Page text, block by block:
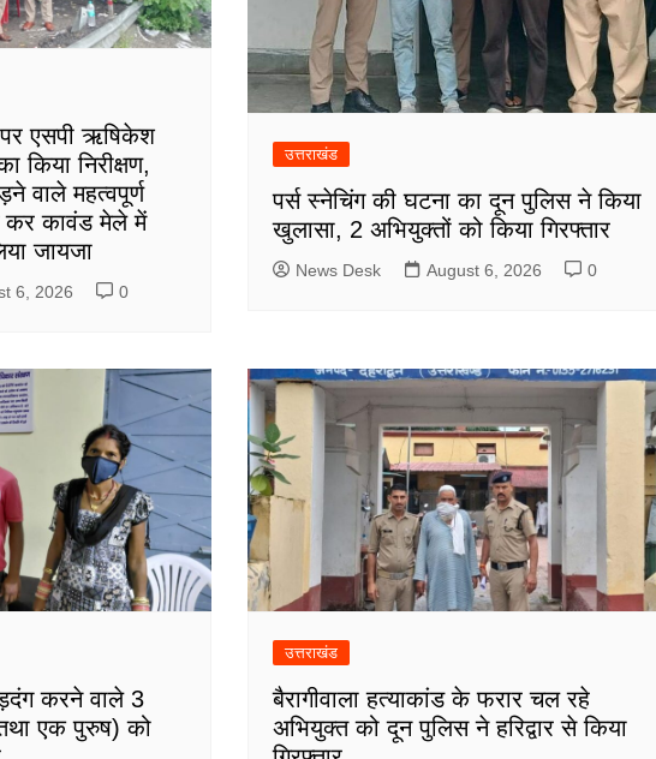
पर एसपी ऋषिकेश
किया निरीक्षण,
वाले महत्वपूर्ण
कर कावंड मेले में
जायजा
6, 2026 0
उत्तराखंड
पर्स स्नेचिंग की घटना का दून पुलिस ने किया
खुलासा, 2 अभियुक्तों को किया गिरफ्तार
News Desk August 6, 2026 0
करने वाले 3
एक पुरुष) को
उत्तराखंड
बैरागीवाला हत्याकांड के फरार चल रहे
अभियुक्त को दून पुलिस ने हरिद्वार से किया